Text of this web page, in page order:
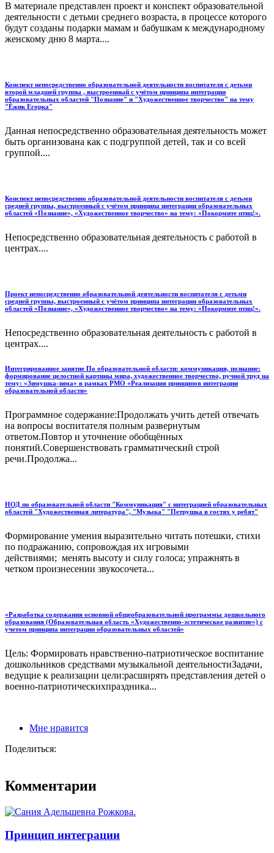
В материале представлен проект и конспект образовательной
деятельности с детьми среднего возраста, в процессе которого
будут созданы подарки мамам и бабушкам к международному
женскому дню 8 марта....
Конспект непосредственно образовательной деятельности воспитателя с детьми
второй младшей группы , выстроенный с учётом принципа интеграции
образовательных областей "Познание" и "Художественное творчество" на тему
"Ёжик Егорка"
Данная непосредственно образовательная деятельность может
быть организована как с подгруппой детей, так и со всей
группой....
Конспект непосредственно образовательной деятельности воспитателя с детьми
средней группы, выстроенный с учётом принципа интеграции образовательных
областей «Познание», «Художественное творчество» на тему: «Покормите птиц!».
Непосредственно образовательная деятельность с работой в
центрах....
Проект непосредственно образовательной деятельности воспитателя с детьми
средней группы, выстроенный с учётом принципа интеграции образовательных
областей «Познание», «Художественное творчество» на тему: «Покормите птиц!».
Непосредственно образовательная деятельность с работой в
центрах....
Интегрированное занятие По образовательной области: коммуникация, познание:
формирование целостной картины мира, художественное творчество, ручной труд на
тему: «Зимушка-зима» в рамках РМО «Реализация принципов интеграции
образовательной области»
Программное содержание:Продолжать учить детей отвечать
на вопросы воспитателя полным развернутым
ответом.Повтор и уточнение обобщённых
понятий.Совершенствовать грамматический строй
речи.Продолжа...
НОД по образовательной области "Коммуникация" с интеграцией образовательных
областей "Художественная литература", "Музыка" "Петрушка в гостях у ребят"
Формирование умения выразительно читать потешки, стихи
по подражанию, сопровождая их игровыми
действиями; менять высоту и силу голоса; упражнять в
четком произнесении звукосочета...
«Разработка содержания основной общеобразовательной программы дошкольного
образования (Образовательная область «Художественно-эстетическое развитие») с
учетом принципа интеграции образовательных областей»
Цель: Формировать нравственно-патриотическое воспитание
дошкольников средствами музыкальной деятельностиЗадачи,
ведущие к реализации цели:расширять представления детей о
военно-патриотическихпраздника...
Мне нравится
Поделиться:
Комментарии
Принцип интеграции